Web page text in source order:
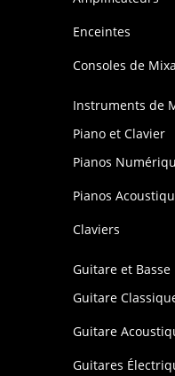
Enceintes
Consoles de
Instruments de
Piano et Clavier
Pianos
Pianos
Claviers
Guitare et Basse
Guitare
Guitare
Guitares